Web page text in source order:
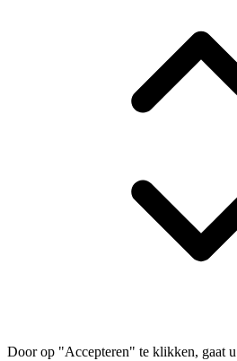
Door op "Accepteren" te klikken, gaat